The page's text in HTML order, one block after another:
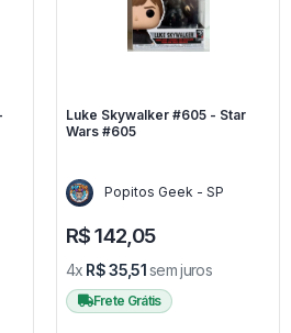
Luke Skywalker #605 - Star
Wars #605
Popitos Geek - SP
R$ 142,05
4x R$ 35,51sem juros
Frete Grátis